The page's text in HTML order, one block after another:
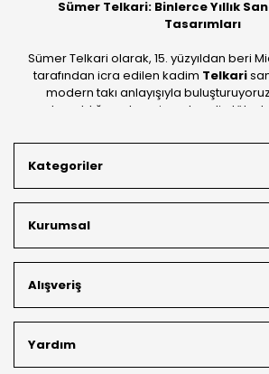
Sümer Telkari: Binlerce Yıllık
Tasarımları
Sümer Telkari olarak, 15. yüzyıldan beri
tarafından icra edilen kadim Telkari
modern takı anlayışıyla
devraldığımız bu mirası; kendi
Mardin’in tarihi dokusunu yansıtan
bütçeye uygun
müşterilerimizin özel siparişlerini
hazırlıyor; köklü geçmişimizi
güvenle taşıyoruz.
Kategoriler
Kurumsal
Alışveriş
Yardım